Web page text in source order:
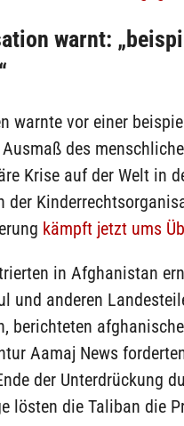
warnt:
warnte vor einer
Ausmaß des
Krise auf der Welt in
der
kämpft jetzt ums
in Afghanistan
und anderen
berichteten
Aamaj News
der Unterdrückung
lösten die Taliban die